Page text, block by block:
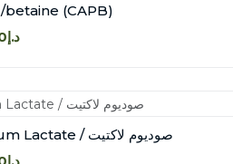
بيتائين/betaine (CAPB)
د.إ40.00
Sodium Lactate / صوديوم لاكتيت